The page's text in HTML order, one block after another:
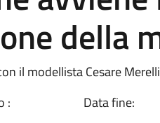
della
il modellista Cesare
:
Data fine: